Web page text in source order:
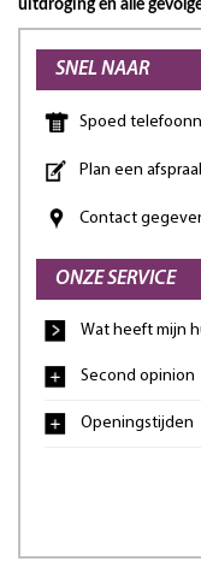
uitdroging en alle
SNEL NAAR
Spoed
Plan een
Contact
ONZE SERVICE
Wat heeft mijn
Second opinion
Openingstijden